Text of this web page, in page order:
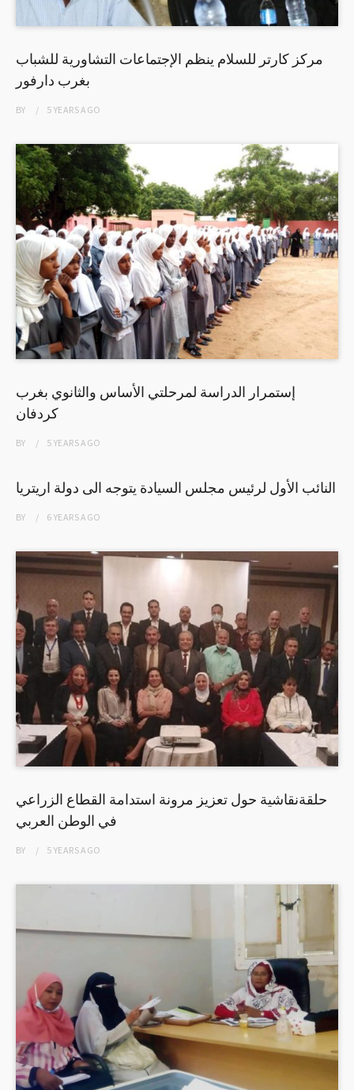
مركز كارتر للسلام ينظم الإجتماعات التشاورية للشباب
بغرب دارفور
BY 5 YEARSAGO
إستمرار الدراسة لمرحلتي الأساس والثانوي بغرب
كردفان
BY 5 YEARSAGO
النائب الأول لرئيس مجلس السيادة يتوجه الى دولة اريتريا
BY 6 YEARSAGO
حلقةنقاشية حول تعزيز مرونة استدامة القطاع الزراعي
في الوطن العربي
BY 5 YEARSAGO